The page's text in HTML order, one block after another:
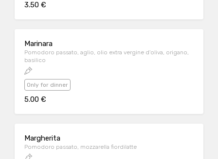
3.50 €
Marinara
Pomodoro passato, aglio, olio extra vergine d'oliva, origano,
basilico
Only for dinner
5.00 €
Margherita
Pomodoro passato, mozzarella fiordilatte